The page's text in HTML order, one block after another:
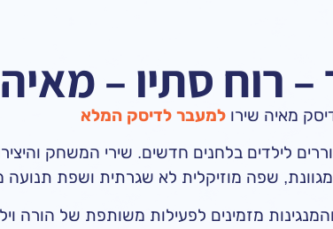
– רוח סתיו –
מאיה שירו למעבר לדיסק המלא
לילדים בלחנים חדשים. שירי המשחק
מגוונת, שפה מוזיקלית לא שגרתית ושפת
מזמינים לפעילות משותפת של הורה